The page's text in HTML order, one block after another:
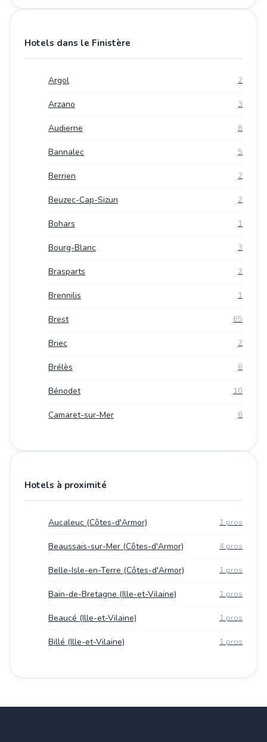
Hotels dans le Finistère
Argol 2
Arzano 3
Audierne 8
Bannalec 5
Berrien 2
Beuzec-Cap-Sizun 2
Bohars 1
Bourg-Blanc 3
Brasparts 2
Brennilis 1
Brest 65
Briec 2
Brélès 6
Bénodet 10
Camaret-sur-Mer 6
Hotels à proximité
Aucaleuc (Côtes-d'Armor) 1 pros
Beaussais-sur-Mer (Côtes-d'Armor) 4 pros
Belle-Isle-en-Terre (Côtes-d'Armor) 1 pros
Bain-de-Bretagne (Ille-et-Vilaine) 1 pros
Beaucé (Ille-et-Vilaine) 1 pros
Billé (Ille-et-Vilaine) 1 pros